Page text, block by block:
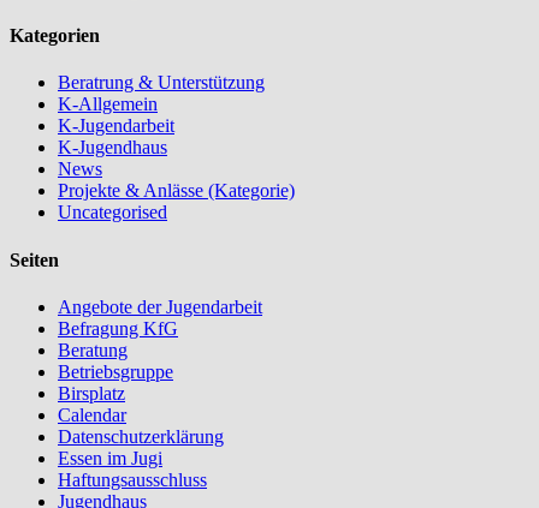
Kategorien
Beratrung & Unterstützung
K-Allgemein
K-Jugendarbeit
K-Jugendhaus
News
Projekte & Anlässe (Kategorie)
Uncategorised
Seiten
Angebote der Jugendarbeit
Befragung KfG
Beratung
Betriebsgruppe
Birsplatz
Calendar
Datenschutzerklärung
Essen im Jugi
Haftungsausschluss
Jugendhaus